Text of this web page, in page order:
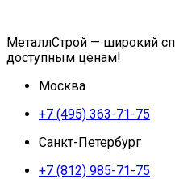
МеталлСтрой — широкий
доступным ценам!
Москва
+7 (495) 363-71-75
Санкт-Петербург
+7 (812) 985-71-75